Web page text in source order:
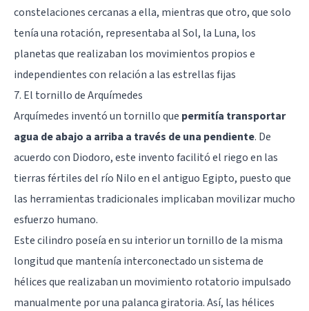
constelaciones cercanas a ella, mientras que otro, que solo
tenía una rotación, representaba al Sol, la Luna, los
planetas que realizaban los movimientos propios e
independientes con relación a las estrellas fijas
7. El tornillo de Arquímedes
Arquímedes inventó un tornillo que permitía transportar
agua de abajo a arriba a través de una pendiente. De
acuerdo con Diodoro, este invento facilitó el riego en las
tierras fértiles del río Nilo en el antiguo Egipto, puesto que
las herramientas tradicionales implicaban movilizar mucho
esfuerzo humano.
Este cilindro poseía en su interior un tornillo de la misma
longitud que mantenía interconectado un sistema de
hélices que realizaban un movimiento rotatorio impulsado
manualmente por una palanca giratoria. Así, las hélices